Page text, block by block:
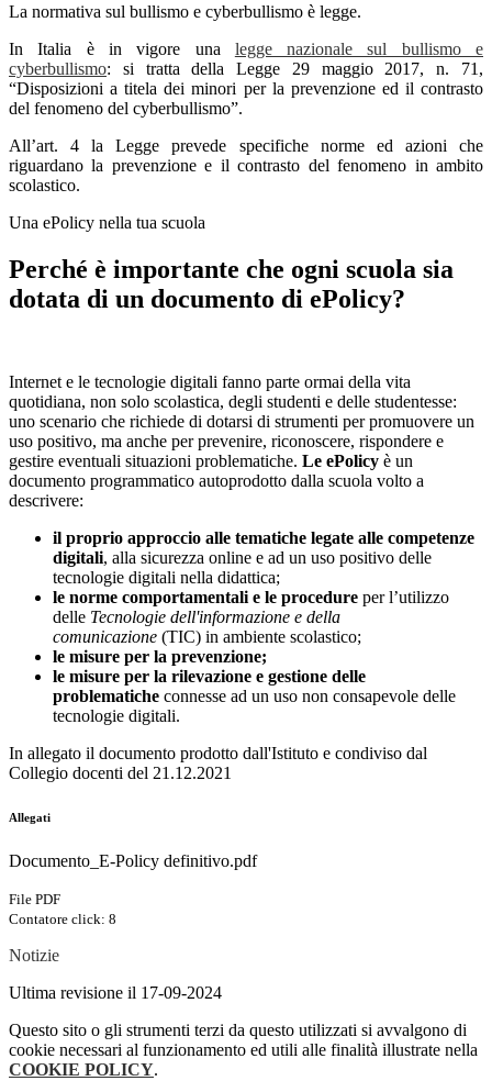
La normativa sul bullismo e cyberbullismo è legge.
In Italia è in vigore una legge nazionale sul bullismo e
cyberbullismo: si tratta della Legge 29 maggio 2017, n. 71,
“Disposizioni a titela dei minori per la prevenzione ed il contrasto
del fenomeno del cyberbullismo”.
All’art. 4 la Legge prevede specifiche norme ed azioni che
riguardano la prevenzione e il contrasto del fenomeno in ambito
scolastico.
Una ePolicy nella tua scuola
Perché è importante che ogni scuola sia
dotata di un documento di ePolicy?
Internet e le tecnologie digitali fanno parte ormai della vita
quotidiana, non solo scolastica, degli studenti e delle studentesse:
uno scenario che richiede di dotarsi di strumenti per promuovere un
uso positivo, ma anche per prevenire, riconoscere, rispondere e
gestire eventuali situazioni problematiche. Le ePolicy è un
documento programmatico autoprodotto dalla scuola volto a
descrivere:
il proprio approccio alle tematiche legate alle competenze
digitali, alla sicurezza online e ad un uso positivo delle
tecnologie digitali nella didattica;
le norme comportamentali e le procedure per l’utilizzo
delle Tecnologie dell'informazione e della
comunicazione (TIC) in ambiente scolastico;
le misure per la prevenzione;
le misure per la rilevazione e gestione delle
problematiche connesse ad un uso non consapevole delle
tecnologie digitali.
In allegato il documento prodotto dall'Istituto e condiviso dal
Collegio docenti del 21.12.2021
Allegati
Documento_E-Policy definitivo.pdf
File PDF
Contatore click: 8
Notizie
Ultima revisione il 17-09-2024
Questo sito o gli strumenti terzi da questo utilizzati si avvalgono di
cookie necessari al funzionamento ed utili alle finalità illustrate nella
COOKIE POLICY.